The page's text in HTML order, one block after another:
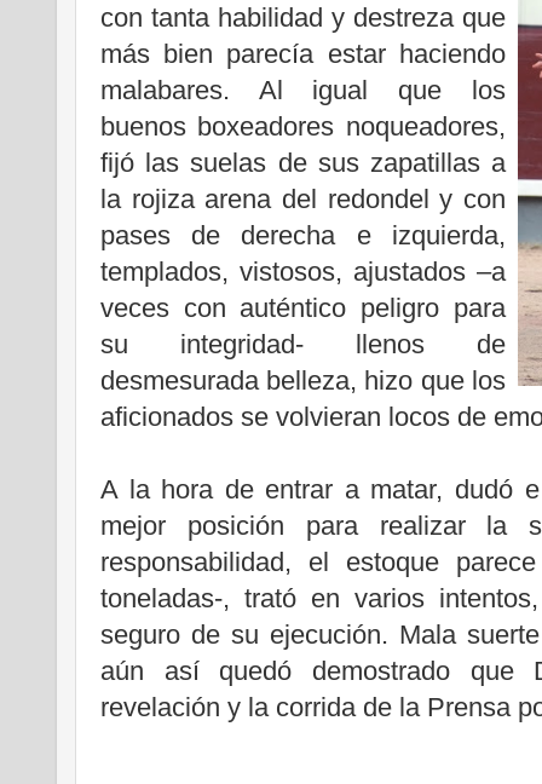
con tanta habilidad y destreza que
más bien parecía estar haciendo
malabares. Al igual que los
buenos boxeadores noqueadores,
fijó las suelas de sus zapatillas a
la rojiza arena del redondel y con
pases de derecha e izquierda,
templados, vistosos, ajustados –a
veces con auténtico peligro para
su integridad- llenos de
desmesurada belleza, hizo que los
aficionados se volvieran locos de
A la hora de entrar a matar, dudó
mejor posición para realizar la
responsabilidad, el estoque
toneladas-, trató en varios
seguro de su ejecución. Mala
aún así quedó demostrado que
revelación y la corrida de la Prensa